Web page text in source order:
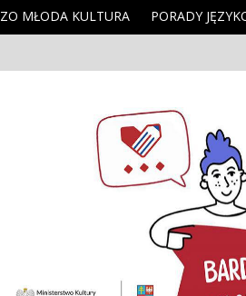
MŁODA KULTURA PORADY